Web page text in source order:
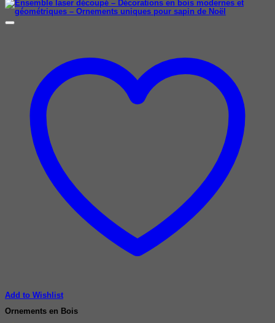
Add to Wishlist
Ornements en Bois